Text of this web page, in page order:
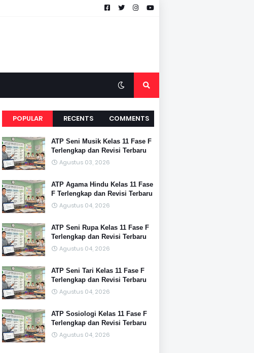
POPULAR RECENTS COMMENTS
ATP Seni Musik Kelas 11 Fase F
Terlengkap dan Revisi Terbaru
Agustus 03, 2026
ATP Agama Hindu Kelas 11 Fase
F Terlengkap dan Revisi Terbaru
Agustus 04, 2026
ATP Seni Rupa Kelas 11 Fase F
Terlengkap dan Revisi Terbaru
Agustus 04, 2026
ATP Seni Tari Kelas 11 Fase F
Terlengkap dan Revisi Terbaru
Agustus 04, 2026
ATP Sosiologi Kelas 11 Fase F
Terlengkap dan Revisi Terbaru
Agustus 04, 2026